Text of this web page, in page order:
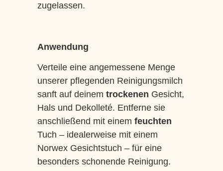
zugelassen.
Anwendung
Verteile eine angemessene Menge
unserer pflegenden Reinigungsmilch
sanft auf deinem trockenen Gesicht,
Hals und Dekolleté. Entferne sie
anschließend mit einem feuchten
Tuch – idealerweise mit einem
Norwex Gesichtstuch – für eine
besonders schonende Reinigung.